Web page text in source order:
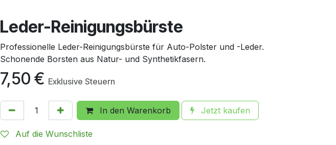
Leder-Reinigungsbürste
Professionelle Leder-Reinigungsbürste für Auto-Polster und -Leder.
Schonende Borsten aus Natur- und Synthetikfasern.
7,50 € Exklusive Steuern
In den Warenkorb Jetzt kaufen
Auf die Wunschliste